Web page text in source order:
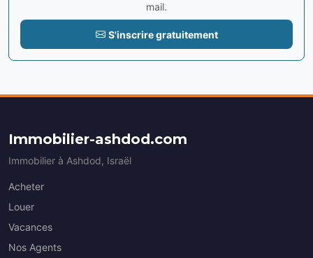
mail.
S'inscrire gratuitement
Immobilier-ashdod.com
Immobilier à Ashdod, Israël
Acheter
Louer
Vacances
Nos Agents